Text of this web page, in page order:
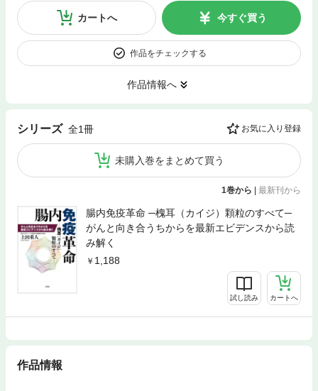
カートへ 今すぐ買う
作品をチェックする
作品情報へ
シリーズ 全1冊 お気に入り登録
未購入巻をまとめて買う
1巻から | 最新刊から
腸内免疫革命 ─槐耳（カイジ）顆粒のすべて─
がんと向き合うちからを最新エビデンスから読
み解く
1,188
試し読み カートへ
作品情報